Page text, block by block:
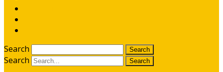
Search
Search